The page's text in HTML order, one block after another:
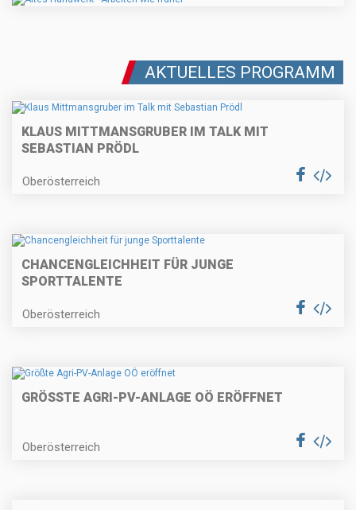
AKTUELLES PROGRAMM
KLAUS MITTMANSGRUBER IM TALK MIT
SEBASTIAN PRÖDL
Oberösterreich
CHANCENGLEICHHEIT FÜR JUNGE
SPORTTALENTE
Oberösterreich
GRÖSSTE AGRI-PV-ANLAGE OÖ ERÖFFNET
Oberösterreich